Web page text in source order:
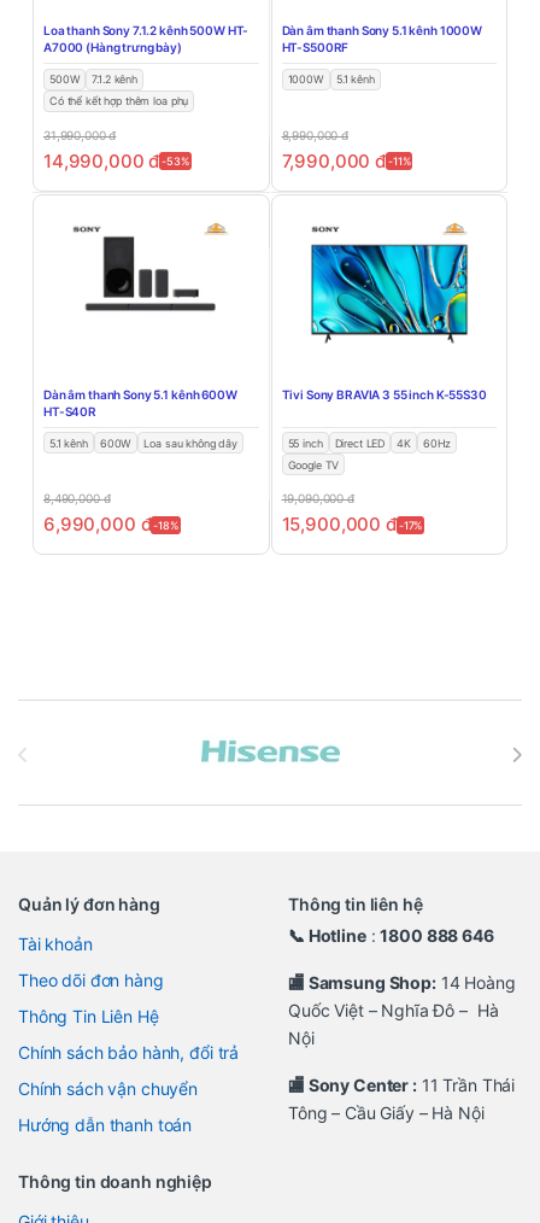
Loa thanh Sony 7.1.2 kênh 500W HT-
A7000 (Hàng trưng bày)
500W
7.1.2 kênh
Có thể kết hợp thêm loa phụ
31,990,000đ
14,990,000đ-53%
Dàn âm thanh Sony 5.1 kênh 1000W
HT-S500RF
1000W 5.1 kênh
8,990,000đ
7,990,000đ-11%
Dàn âm thanh Sony 5.1 kênh 600W
HT-S40R
5.1 kênh 600W Loa sau không dây
8,490,000đ
6,990,000 đ-18%
Tivi Sony BRAVIA 3 55 inch K-55S30
55 inch Direct LED 4K
60Hz
Google TV
19,090,000đ
15,900,000 đ-17%
Quản lý đơn hàng
Tài khoản
Theo dõi đơn hàng
Thông Tin Liên Hệ
Chính sách bảo hành, đổi trả
Chính sách vận chuyển
Hướng dẫn thanh toán
Thông tin liên hệ
📞 Hotline:1800 888 646
🏬 Samsung Shop:14 Hoàng
Quốc Việt – Nghĩa Đô – Hà
Nội
🏬 Sony Center :11 Trần Thái
Tông – Cầu Giấy – Hà Nội
Thông tin doanh nghiệp